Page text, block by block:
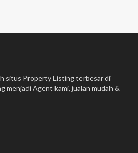
situs Property Listing terbesar di
menjadi Agent kami, jualan mudah &